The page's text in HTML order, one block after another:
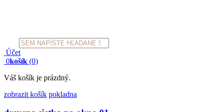
Products
search
Účet
0košík (0)
Váš košík je prázdný.
zobrazit košík pokladna